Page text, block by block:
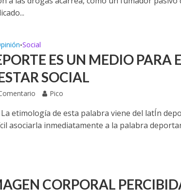
•Social
ES UN MEDIO PARA
SOCIAL
Pico
etimología de esta palabra viene del latÍn
asociarla inmediatamente a la palabra
CORPORAL